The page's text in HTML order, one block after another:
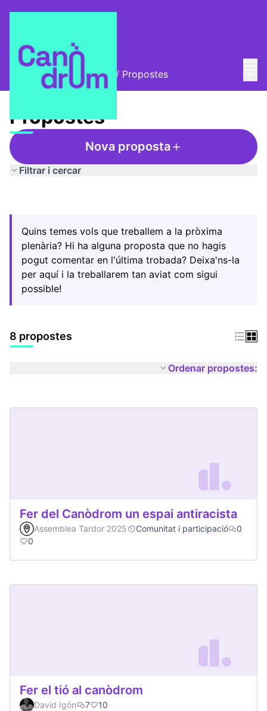
Trobades i assemblees / Propostes
Propostes
Nova proposta
Filtrar i cercar
Quins temes vols que treballem a la pròxima
plenària? Hi ha alguna proposta que no hagis
pogut comentar en l'última trobada? Deixa'ns-la
per aquí i la treballarem tan aviat com sigui
possible!
8 propostes
Ordenar propostes:
Fer del Canòdrom un espai antiracista
Assemblea Tardor 2025 Comunitat i participació
0
0
Fer el tió al canòdrom
David Igón 7 10